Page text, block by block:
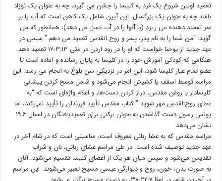
تعمید اولین شروع یک فرد به کلیسا را جشن می گیرد، چه به عنوان یک نوزاد
باشد چه به عنوان یک بزرگسال. این ﺁیین شامل یک کاهن است که ﺁب را بر
سر تعمید دهنده می ریزد (یا ﺁنها را در ﺁب غسل می دهد)، همانطور که می
گوید: “من شما را به نام پدر، پسر و روح القدس تعمید می دهم.” عیسی در
عهد جدید از یوحنا خواست که او را در رود اردن در متی ۳:۱۳-۱۷ تعمید دهد.
هنگامی که کودکی ﺁموزش خود را در کلیسا به پایان رسانده و ﺁماده است تا
عضو تمام عیار کلیسا شود، این امر در نزدیکی سن بلوغ به انجام می رسد. این
مراسم توسط اسقف یا کشیش انجام می‌شود و شامل مسح کردن پیشانی
کلیسا‌دار با روغن مقدس، دراز کردن دست‌ها، و اعلام واژه‌ای است که “به
عطای روح‌القدس مهر شوید.” کتاب مقدس تأیید فرزندان را تأیید نمی‌کند، اما
پولس رسول دست گذاشتن به عنوان برکتی برای تعمید‌یافتگان در اعمال ۱۹:۶
نشان می‌دهد.
مراسم مقدس که به عشا ربانی معروف است، مناسبتی است که در شام ﺁخر در
عهد جدید توصیف شده است. در طی مراسم عشای ربانی، نان و شراب
تقدیس می‌شود و سپس میان هر یک از اعضای کلیسا تقسیم می‌شود. ﺁنان
به صورت بدن، خون، روح و دیوارگی عیسی مسیح تعبیر می‌شوند. این مراسم